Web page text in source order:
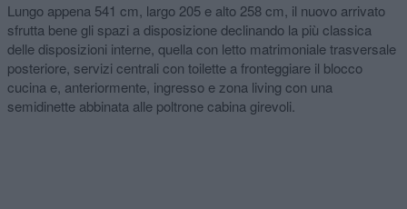
Lungo appena 541 cm, largo 205 e alto 258 cm, il nuovo arrivato
sfrutta bene gli spazi a disposizione declinando la più classica
delle disposizioni interne, quella con letto matrimoniale trasversale
posteriore, servizi centrali con toilette a fronteggiare il blocco
cucina e, anteriormente, ingresso e zona living con una
semidinette abbinata alle poltrone cabina girevoli.